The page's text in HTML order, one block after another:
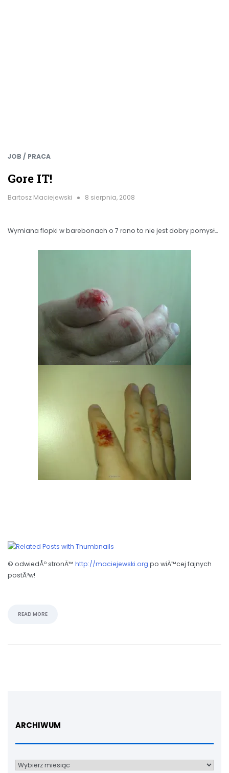
JOB / PRACA
Gore IT!
Bartosz Maciejewski 8 sierpnia, 2008
Wymiana flopki w barebonach o 7 rano to nie jest dobry pomysł…
© odwiedÅº stronÄ™ http://maciejewski.org po wiÄ™cej fajnych
postÃ³w!
READ MORE
ARCHIWUM
Archiwum